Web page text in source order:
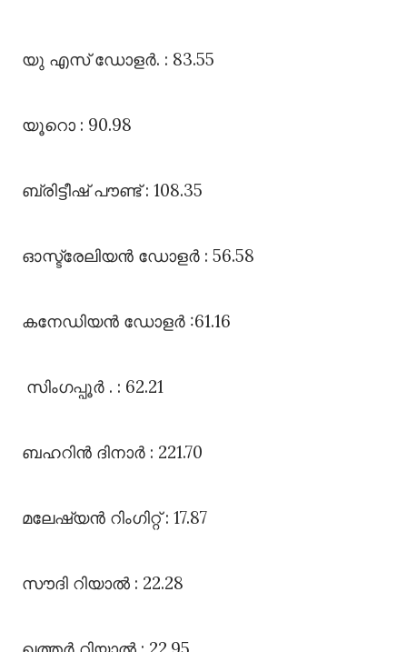
യു എസ്‌ ഡോളർ. : 83.55
യൂറൊ : 90.98
ബ്രിട്ടീഷ്‌ പൗണ്ട്‌ : 108.35
ഓസ്ട്രേലിയൻ ഡോളർ : 56.58
കനേഡിയൻ ഡോളർ :61.16
സിംഗപ്പൂർ . : 62.21
ബഹറിൻ ദിനാർ : 221.70
മലേഷ്യൻ റിംഗിറ്റ്‌ : 17.87
സൗദി റിയാൽ : 22.28